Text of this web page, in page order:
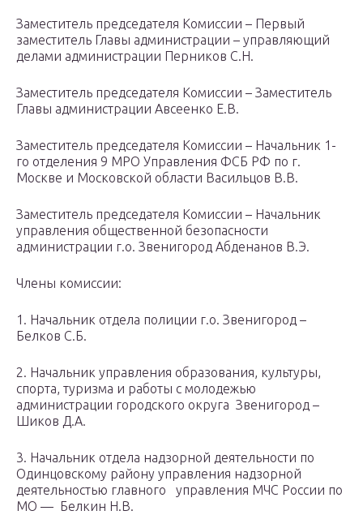
Заместитель председателя Комиссии – Первый
заместитель Главы администрации – управляющий
делами администрации Перников С.Н.
Заместитель председателя Комиссии – Заместитель
Главы администрации Авсеенко Е.В.
Заместитель председателя Комиссии – Начальник 1-
го отделения 9 МРО Управления ФСБ РФ по г.
Москве и Московской области Васильцов В.В.
Заместитель председателя Комиссии – Начальник
управления общественной безопасности
администрации г.о. Звенигород Абденанов В.Э.
Члены комиссии:
1. Начальник отдела полиции г.о. Звенигород –
Белков С.Б.
2. Начальник управления образования, культуры,
спорта, туризма и работы с молодежью
администрации городского округа Звенигород –
Шиков Д.А.
3. Начальник отдела надзорной деятельности по
Одинцовскому району управления надзорной
деятельностью главного управления МЧС России по
МО — Белкин Н.В.